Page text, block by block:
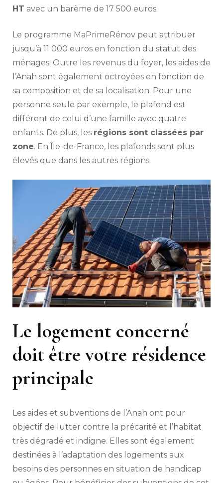
HT avec un barème de 17 500 euros.
Le programme MaPrimeRénov peut attribuer
jusqu’à 11 000 euros en fonction du statut des
ménages. Outre les revenus du foyer, les aides de
l’Anah sont également octroyées en fonction de
sa composition et de sa localisation. Pour une
personne seule par exemple, le plafond est
différent de celui d’une famille avec quatre
enfants. De plus, les régions sont classées par
zone. En Île-de-France, les plafonds sont plus
élevés que dans les autres régions.
Le logement concerné
doit être votre résidence
principale
Les aides et subventions de l’Anah ont pour
objectif de lutter contre la précarité et l’habitat
très dégradé et indigne. Elles sont également
destinées à l’adaptation des logements aux
besoins des personnes en situation de handicap